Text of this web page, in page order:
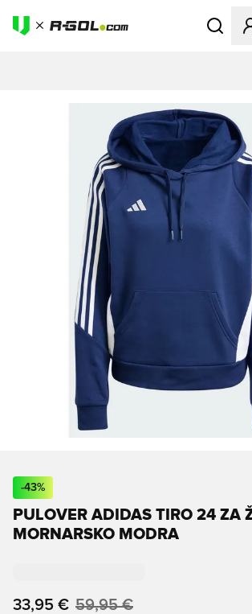
Odpre
-43%
PULOVER ADIDAS TIRO 24 ZA
MORNARSKO MODRA
33,95 € 59,95 €